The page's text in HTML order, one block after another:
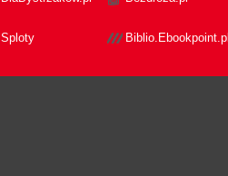
Sploty Biblio.Ebookpoint.pl